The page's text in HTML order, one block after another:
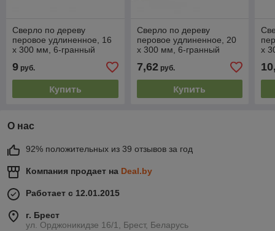
Сверло по дереву
перовое удлиненное, 16
х 300 мм, 6-гранный
9 руб.
Купить
Сверло по дереву
перовое удлиненное, 20
х 300 мм, 6-гранный
7,62руб.
Купить
х
О нас
92% положительных из 39 отзывов за год
Компания продает на Deal.by
Работает с 12.01.2015
г. Брест
ул. Орджоникидзе 16/1, Брест, Беларусь